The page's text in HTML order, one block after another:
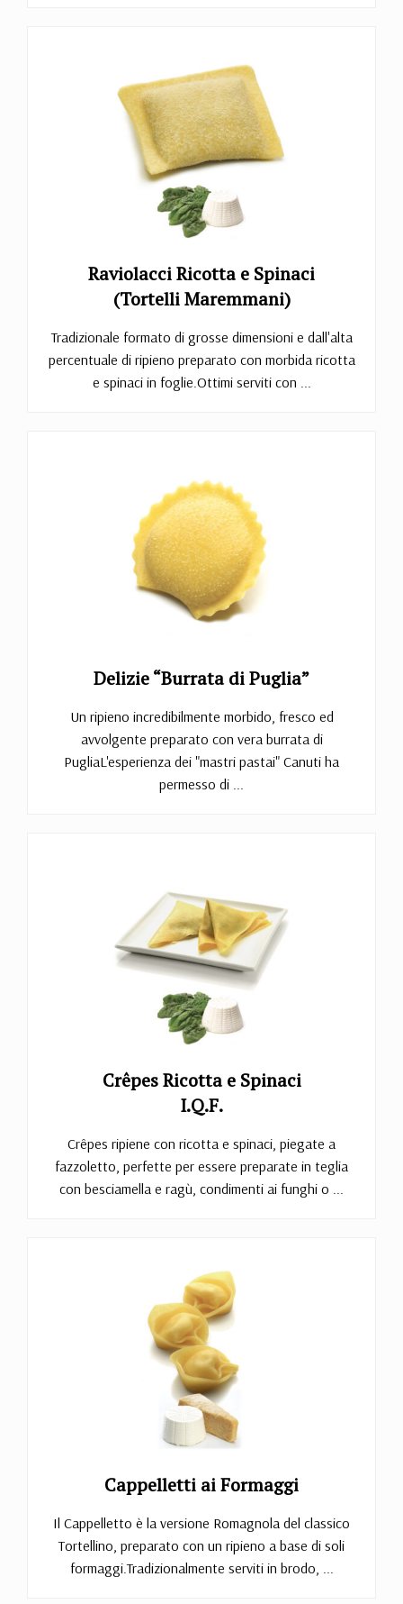
Raviolacci Ricotta e Spinaci
(Tortelli Maremmani)
Tradizionale formato di grosse dimensioni e dall'alta
percentuale di ripieno preparato con morbida ricotta
e spinaci in foglie.Ottimi serviti con ...
Delizie “Burrata di Puglia”
Un ripieno incredibilmente morbido, fresco ed
avvolgente preparato con vera burrata di
PugliaL'esperienza dei "mastri pastai" Canuti ha
permesso di ...
Crêpes Ricotta e Spinaci
I.Q.F.
Crêpes ripiene con ricotta e spinaci, piegate a
fazzoletto, perfette per essere preparate in teglia
con besciamella e ragù, condimenti ai funghi o ...
Cappelletti ai Formaggi
Il Cappelletto è la versione Romagnola del classico
Tortellino, preparato con un ripieno a base di soli
formaggi.Tradizionalmente serviti in brodo, ...